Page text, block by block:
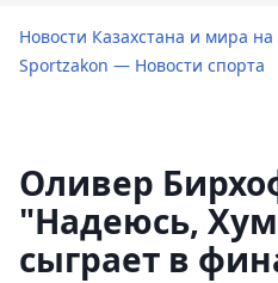
Новости Казахстана и мира на
Sportzakon — Новости спорта
Оливер
"Надеюсь,
сыграет в